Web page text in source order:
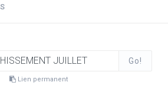
Go!
Lien permanent